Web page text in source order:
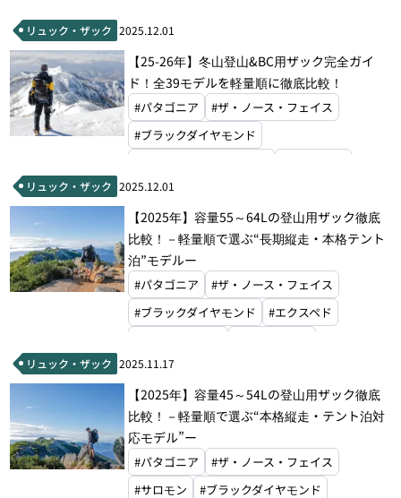
リュック・ザック 2025.12.01
【25-26年】冬山登山&BC用ザック完全ガイ
ド！全39モデルを軽量順に徹底比較！
#パタゴニア
#ザ・ノース・フェイス
#ブラックダイヤモンド
#ドイター
#モンベル
リュック・ザック 2025.12.01
【2025年】容量55～64Lの登山用ザック徹底
比較！－軽量順で選ぶ“長期縦走・本格テント
泊”モデルー
#パタゴニア
#ザ・ノース・フェイス
#ブラックダイヤモンド
#エクスペド
#グラナイトギア
#ホグロフス
#ドイター
#オスプレー
#ハイパーライトマウンテンギア
#グレゴリー
#ミステリーランチ
#モンベル
リュック・ザック 2025.11.17
【2025年】容量45～54Lの登山用ザック徹底
比較！－軽量順で選ぶ“本格縦走・テント泊対
応モデル”ー
#パタゴニア
#ザ・ノース・フェイス
#サロモン
#ブラックダイヤモンド